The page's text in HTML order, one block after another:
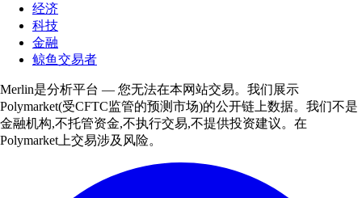
经济
科技
金融
鲸鱼交易者
Merlin是分析平台 — 您无法在本网站交易。我们展示
Polymarket(受CFTC监管的预测市场)的公开链上数据。我们不是
金融机构,不托管资金,不执行交易,不提供投资建议。在
Polymarket上交易涉及风险。